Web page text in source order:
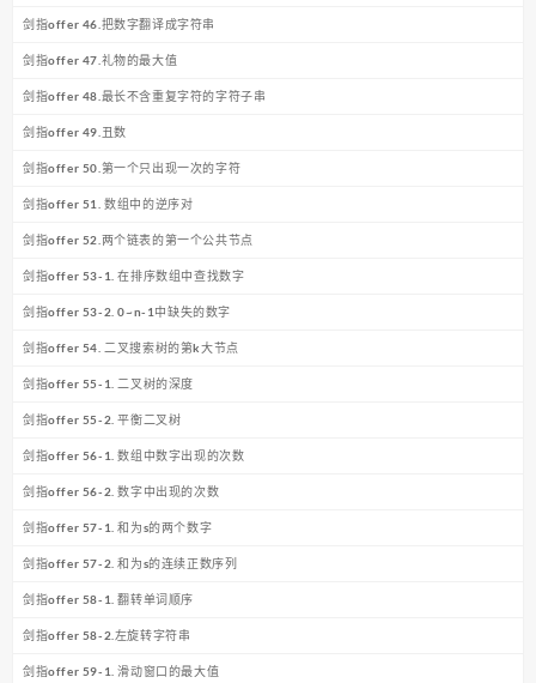
剑指offer 46.把数字翻译成字符串
剑指offer 47.礼物的最大值
剑指offer 48.最长不含重复字符的字符子串
剑指offer 49.丑数
剑指offer 50.第一个只出现一次的字符
剑指offer 51. 数组中的逆序对
剑指offer 52.两个链表的第一个公共节点
剑指offer 53-1. 在排序数组中查找数字
剑指offer 53-2. 0~n-1中缺失的数字
剑指offer 54. 二叉搜索树的第k大节点
剑指offer 55-1. 二叉树的深度
剑指offer 55-2. 平衡二叉树
剑指offer 56-1. 数组中数字出现的次数
剑指offer 56-2. 数字中出现的次数
剑指offer 57-1. 和为s的两个数字
剑指offer 57-2. 和为s的连续正数序列
剑指offer 58-1. 翻转单词顺序
剑指offer 58-2.左旋转字符串
剑指offer 59-1. 滑动窗口的最大值